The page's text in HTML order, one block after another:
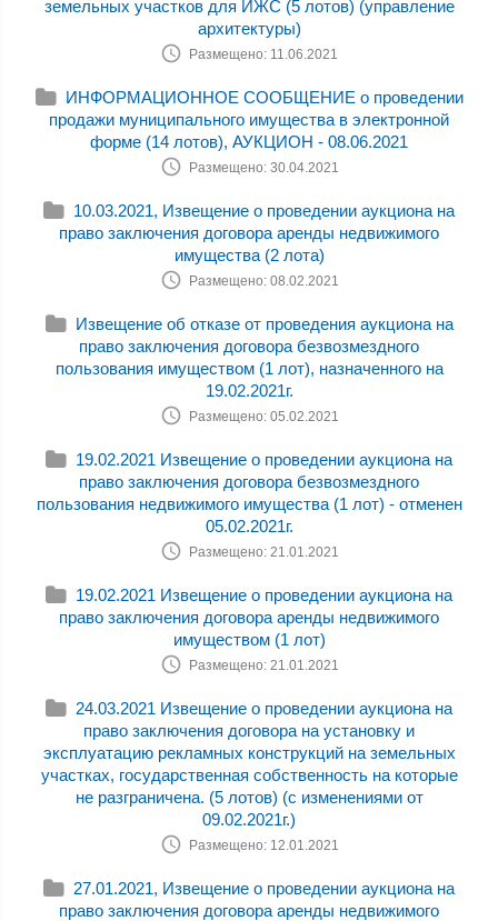
земельных участков для ИЖС (5 лотов) (управление
архитектуры)
Размещено: 11.06.2021
ИНФОРМАЦИОННОЕ СООБЩЕНИЕ о проведении
продажи муниципального имущества в электронной
форме (14 лотов), АУКЦИОН - 08.06.2021
Размещено: 30.04.2021
10.03.2021, Извещение о проведении аукциона на
право заключения договора аренды недвижимого
имущества (2 лота)
Размещено: 08.02.2021
Извещение об отказе от проведения аукциона на
право заключения договора безвозмездного
пользования имуществом (1 лот), назначенного на
19.02.2021г.
Размещено: 05.02.2021
19.02.2021 Извещение о проведении аукциона на
право заключения договора безвозмездного
пользования недвижимого имущества (1 лот) - отменен
05.02.2021г.
Размещено: 21.01.2021
19.02.2021 Извещение о проведении аукциона на
право заключения договора аренды недвижимого
имуществом (1 лот)
Размещено: 21.01.2021
24.03.2021 Извещение о проведении аукциона на
право заключения договора на установку и
эксплуатацию рекламных конструкций на земельных
участках, государственная собственность на которые
не разграничена. (5 лотов) (с изменениями от
09.02.2021г.)
Размещено: 12.01.2021
27.01.2021, Извещение о проведении аукциона на
право заключения договора аренды недвижимого